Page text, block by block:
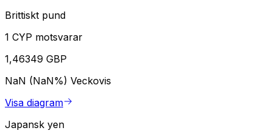
Brittiskt pund
1 CYP motsvarar
1,46349 GBP
NaN (NaN%) Veckovis
Visa diagram
Japansk yen